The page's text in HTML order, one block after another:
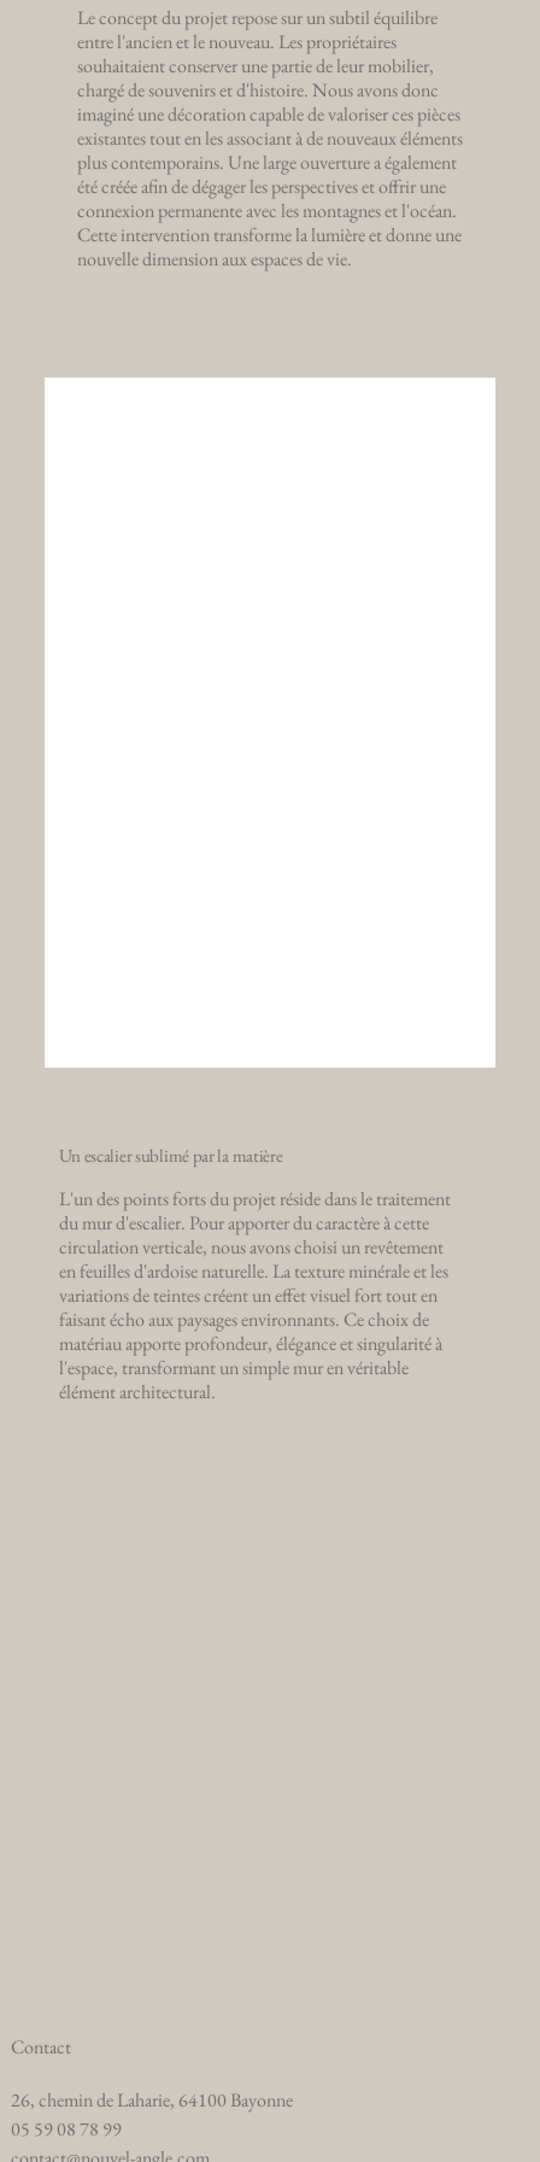
Le concept du projet repose sur un subtil équilibre
entre l'ancien et le nouveau. Les propriétaires
souhaitaient conserver une partie de leur mobilier,
chargé de souvenirs et d'histoire. Nous avons donc
imaginé une décoration capable de valoriser ces pièces
existantes tout en les associant à de nouveaux éléments
plus contemporains. Une large ouverture a également
été créée afin de dégager les perspectives et offrir une
connexion permanente avec les montagnes et l'océan.
Cette intervention transforme la lumière et donne une
nouvelle dimension aux espaces de vie.
Un escalier sublimé par la matière
L'un des points forts du projet réside dans le traitement
du mur d'escalier. Pour apporter du caractère à cette
circulation verticale, nous avons choisi un revêtement
en feuilles d'ardoise naturelle. La texture minérale et les
variations de teintes créent un effet visuel fort tout en
faisant écho aux paysages environnants. Ce choix de
matériau apporte profondeur, élégance et singularité à
l'espace, transformant un simple mur en véritable
élément architectural.
Contact
26, chemin de Laharie, 64100 Bayonne
05 59 08 78 99